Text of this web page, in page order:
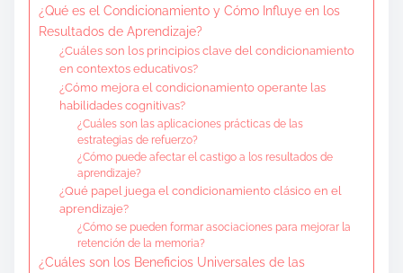
¿Qué es el Condicionamiento y Cómo Influye en los
Resultados de Aprendizaje?
¿Cuáles son los principios clave del condicionamiento
en contextos educativos?
¿Cómo mejora el condicionamiento operante las
habilidades cognitivas?
¿Cuáles son las aplicaciones prácticas de las
estrategias de refuerzo?
¿Cómo puede afectar el castigo a los resultados de
aprendizaje?
¿Qué papel juega el condicionamiento clásico en el
aprendizaje?
¿Cómo se pueden formar asociaciones para mejorar la
retención de la memoria?
¿Cuáles son los Beneficios Universales de las